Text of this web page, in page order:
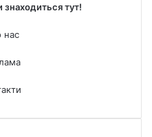
тут!
нас